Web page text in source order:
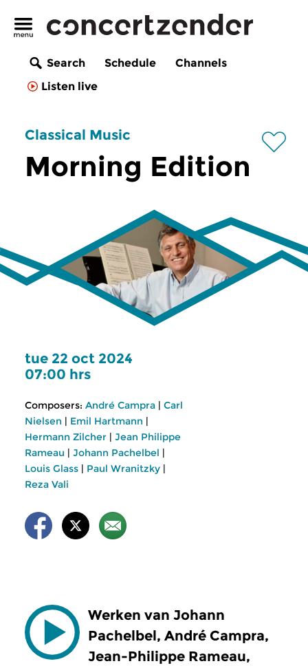
Search Schedule
Channels
Listen live
Classical Music
Morning Edition
tue 22 oct 2024
07:00 hrs
Composers: André Campra | Carl
Nielsen | Emil Hartmann |
Hermann Zilcher | Jean Philippe
Rameau | Johann Pachelbel |
Louis Glass | Paul Wranitzky |
Reza Vali
Werken van Johann
Pachelbel, André Campra,
Jean-Philippe Rameau,